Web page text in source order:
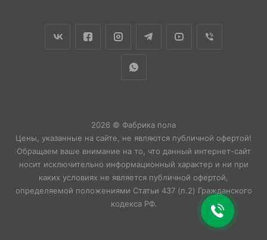
2026 © Фабрика пола
Цены, указанные на сайте, не являются публичной офертой!
Обращаем ваше внимание на то, что данный интернет-сайт
носит исключительно информационный характер и ни при
каких условиях не является публичной офертой,
определяемой положениями Статьи 437 (п.2) Гражданского
кодекса РФ.